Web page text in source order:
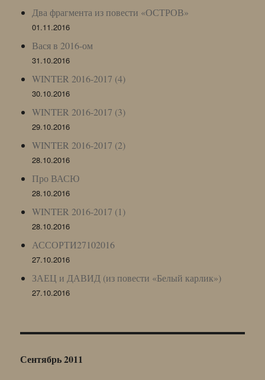
Два фрагмента из повести «ОСТРОВ»
01.11.2016
Вася в 2016-ом
31.10.2016
WINTER 2016-2017 (4)
30.10.2016
WINTER 2016-2017 (3)
29.10.2016
WINTER 2016-2017 (2)
28.10.2016
Про ВАСЮ
28.10.2016
WINTER 2016-2017 (1)
28.10.2016
АССОРТИ27102016
27.10.2016
ЗАЕЦ и ДАВИД (из повести «Белый карлик»)
27.10.2016
Сентябрь 2011